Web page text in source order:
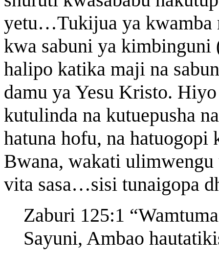
yetu…Tukijua ya kwamba
kwa sabuni ya kimbinguni
halipo katika maji na
damu ya Yesu Kristo.
kutulinda na kutuepusha
hatuna hofu, na hatuogopi
Bwana, wakati ulimwengu
vita sasa…sisi tunaigopa
Zaburi 125:1
Sayuni, Ambao